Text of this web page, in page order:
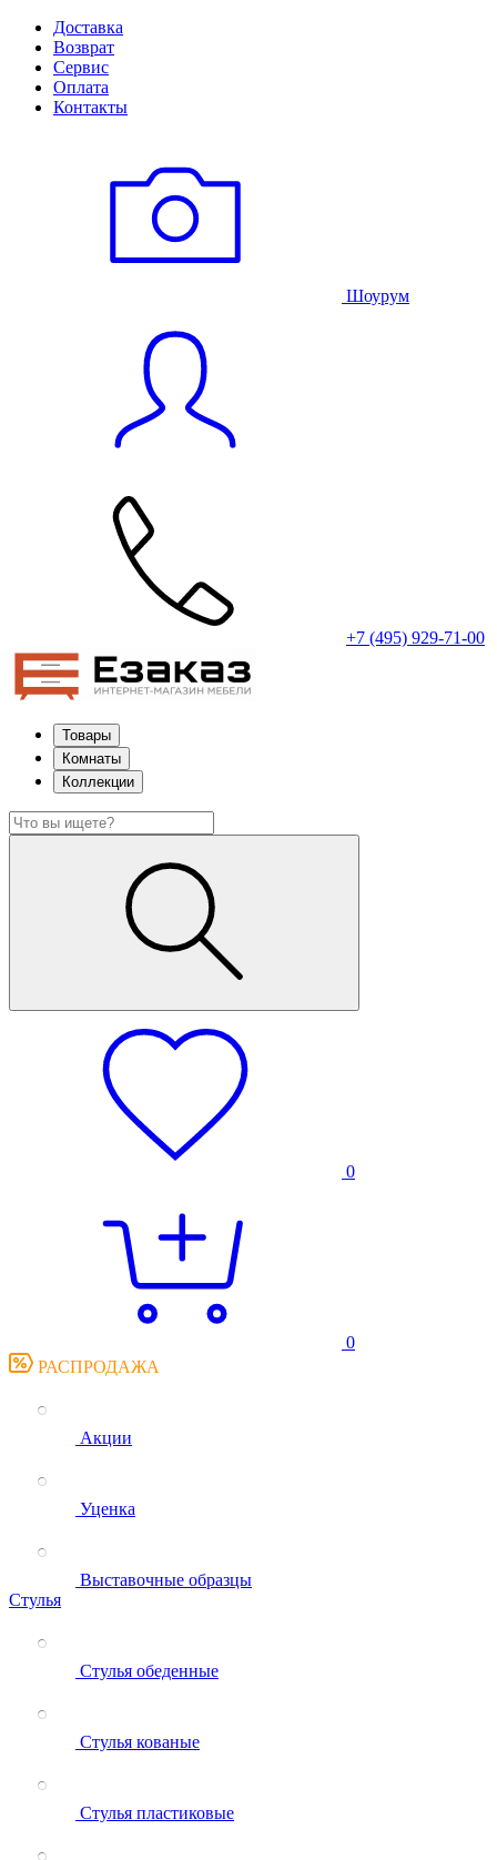
Доставка
Возврат
Сервис
Оплата
Контакты
Шоурум
+7 (495) 929-71-00
Товары
Комнаты
Коллекции
0
0
РАСПРОДАЖА
Акции
Уценка
Выставочные образцы
Стулья
Стулья обеденные
Стулья кованые
Стулья пластиковые